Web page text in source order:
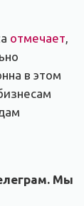
отмечает,
в этом
Мы